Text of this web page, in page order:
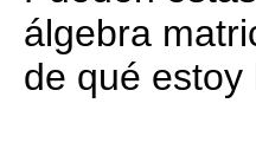
álgebra
de qué estoy